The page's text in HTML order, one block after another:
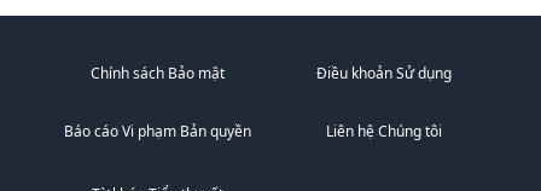
Chính sách Bảo mật Điều khoản Sử dụng
Báo cáo Vi phạm Bản quyền Liên hệ Chúng tôi